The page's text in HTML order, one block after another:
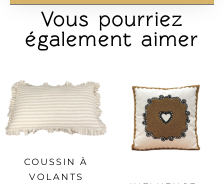
Vous pourriez
également aimer
COUSSIN À
VOLANTS